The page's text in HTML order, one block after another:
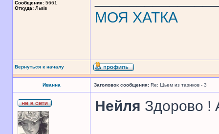
Сообщения: 5661
Откуда: Львів
МОЯ ХАТКА
Вернуться к началу
Иванна Заголовок сообщения: Re: Шьем из тазиков - 3
Нейля Здорово !